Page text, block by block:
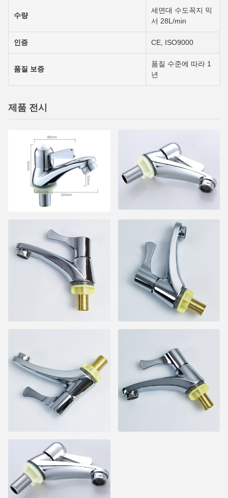
수량
세면대 수도꼭지 믹
서 28L/min
인증 CE, ISO9000
품질 보증
품질 수준에 따라 1
년
제품 전시